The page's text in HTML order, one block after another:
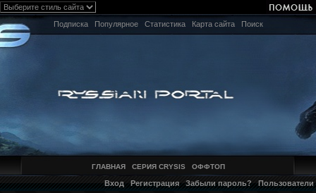
Подписка Популярное Статистика Карта сайта Поиск
ГЛАВНАЯ СЕРИЯ CRYSIS ОФФТОП
Вход Регистрация Забыли пароль? Пользователи